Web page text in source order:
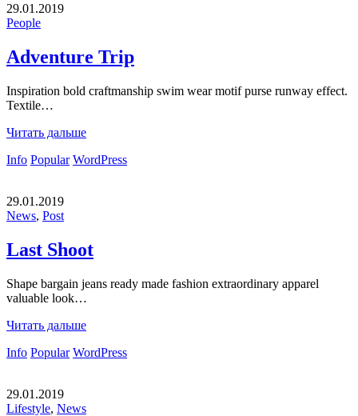
29.01.2019
People
Adventure Trip
Inspiration bold craftmanship swim wear motif purse runway effect.
Textile…
Читать дальше
Info Popular WordPress
29.01.2019
News, Post
Last Shoot
Shape bargain jeans ready made fashion extraordinary apparel
valuable look…
Читать дальше
Info Popular WordPress
29.01.2019
Lifestyle, News